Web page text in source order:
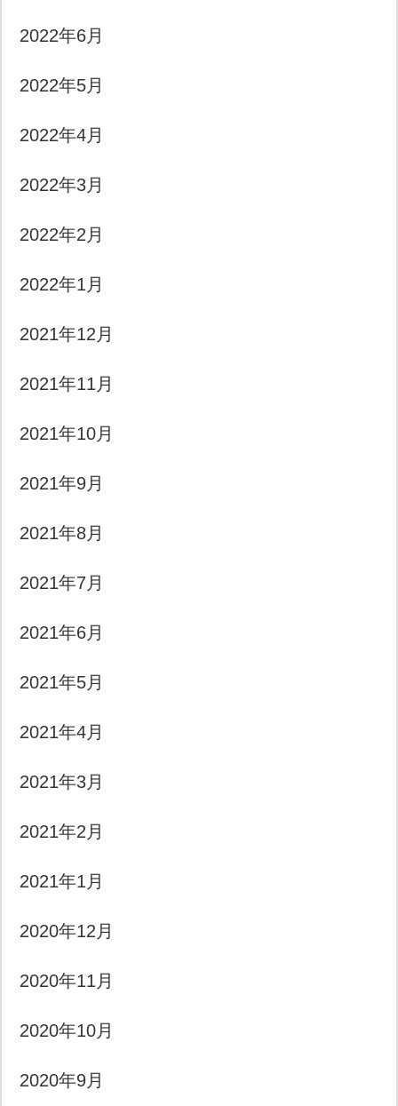
2022年6月
2022年5月
2022年4月
2022年3月
2022年2月
2022年1月
2021年12月
2021年11月
2021年10月
2021年9月
2021年8月
2021年7月
2021年6月
2021年5月
2021年4月
2021年3月
2021年2月
2021年1月
2020年12月
2020年11月
2020年10月
2020年9月